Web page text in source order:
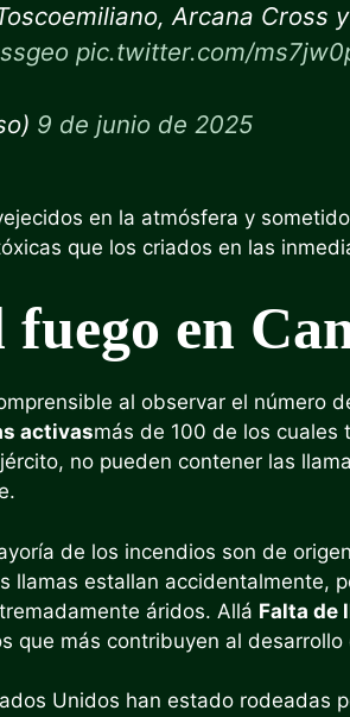
Arcana Cross
pic.twitter.com/
9 de junio de 2025
en la atmósfera y
que los criados en las
en
al observar el número
activasmás de 100 de los cuales
no pueden contener las
de los incendios son de
llamas estallan accidentalmente,
áridos. Allá Falta de
que más contribuyen al
Unidos han estado rodeadas